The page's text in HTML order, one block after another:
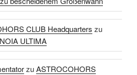
CLUB Headquarters zu
ULTIMA
zuASTROCOHORS